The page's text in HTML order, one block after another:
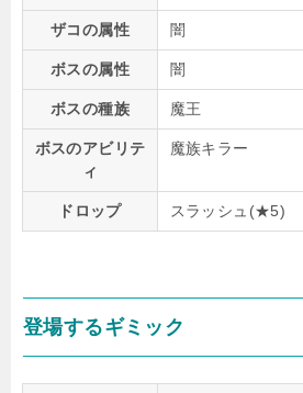
ザコの属性 闇
ボスの属性 闇
ボスの種族 魔王
ボスのアビリテ
ィ
魔族キラー
ドロップ スラッシュ(★5)
登場するギミック